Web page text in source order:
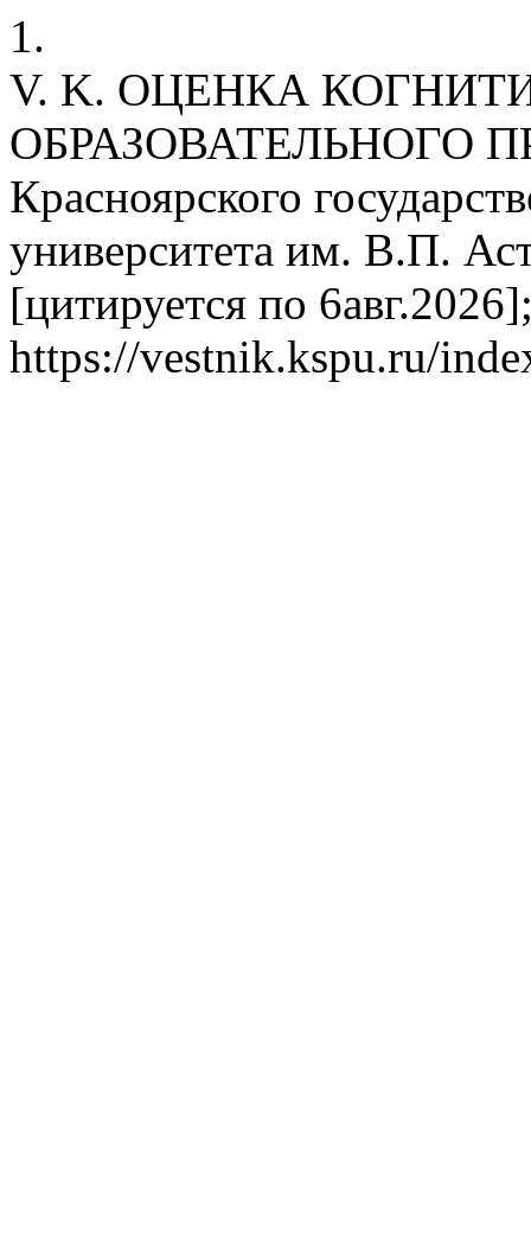
1.
V. K. ОЦЕНКА
ОБРАЗОВАТЕЛЬНОГО
Красноярского
университета им. В.П.
[цитируется по
https://vestnik.kspu.ru/